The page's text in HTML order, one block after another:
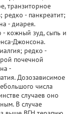
транзиторное
редко - панкреатит;
- диарея.
- кожный зуд, сыпь и
Джонсона.
редко -
почечной
-
Дозозависимое
числа
случаев оно
В случае